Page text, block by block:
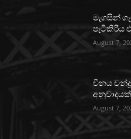
මැගසින්
පැටිකිරිය
August 7,
චීනය
August 7,